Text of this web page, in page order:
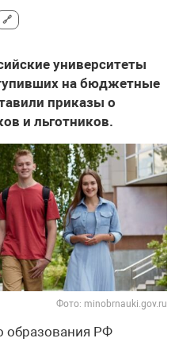
🔗
университеты
на бюджетные
приказы о
и льготников.
Фото: minobrnauki.gov.ru
образования РФ